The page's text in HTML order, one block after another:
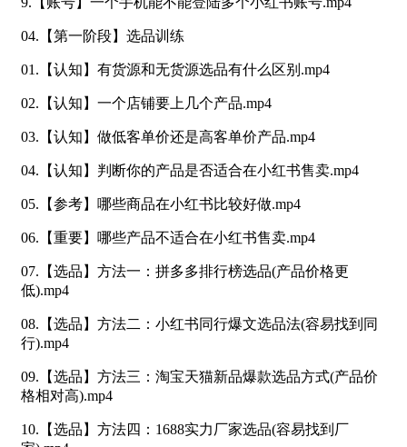
04.【第一阶段】选品训练
01.【认知】有货源和无货源选品有什么区别.mp4
02.【认知】一个店铺要上几个产品.mp4
03.【认知】做低客单价还是高客单价产品.mp4
04.【认知】判断你的产品是否适合在小红书售卖.mp4
05.【参考】哪些商品在小红书比较好做.mp4
06.【重要】哪些产品不适合在小红书售卖.mp4
07.【选品】方法一：拼多多排行榜选品(产品价格更
低).mp4
08.【选品】方法二：小红书同行爆文选品法(容易找到同
行).mp4
09.【选品】方法三：淘宝天猫新品爆款选品方式(产品价
格相对高).mp4
10.【选品】方法四：1688实力厂家选品(容易找到厂